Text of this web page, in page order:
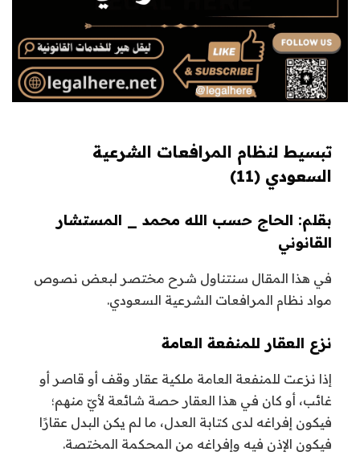
تبسيط لنظام المرافعات الشرعية
السعودي (11)
بقلم: الحاج حسب الله محمد _ المستشار
القانوني
في هذا المقال سنتناول شرح مختصر لبعض نصوص
مواد نظام المرافعات الشرعية السعودي.
نزع العقار للمنفعة العامة
إذا نزعت للمنفعة العامة ملكية عقار وقف أو قاصر أو
غائب، أو كان في هذا العقار حصة شائعة لأيّ منهم؛
فيكون إفراغه لدى كتابة العدل، ما لم يكن البدل عقارًا
فيكون الإذن فيه وإفراغه من المحكمة المختصة.